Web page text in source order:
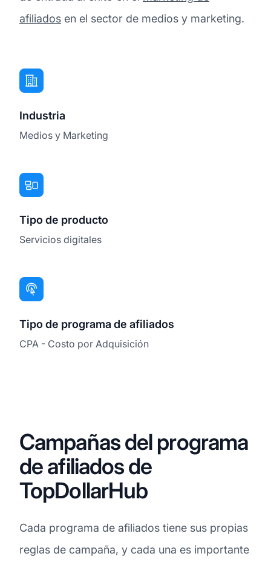
afiliados en el sector de medios y marketing.
Industria
Medios y Marketing
Tipo de producto
Servicios digitales
Tipo de programa de afiliados
CPA - Costo por Adquisición
Campañas del programa
de afiliados de
TopDollarHub
Cada programa de afiliados tiene sus propias
reglas de campaña, y cada una es importante